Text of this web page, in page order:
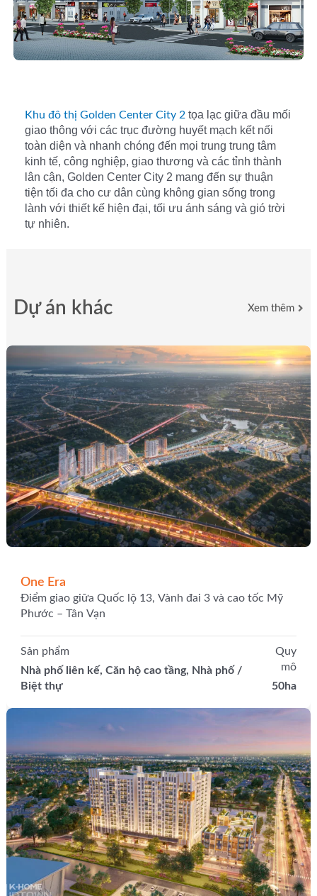
Khu đô thị Golden Center City 2tọa lạc giữa đầu mối
giao thông với các trục đường huyết mạch kết nối
toàn diện và nhanh chóng đến mọi trung trung tâm
kinh tế, công nghiệp, giao thương và các tỉnh thành
lân cận, Golden Center City 2 mang đến sự thuận
tiện tối đa cho cư dân cùng không gian sống trong
lành với thiết kế hiện đại, tối ưu ánh sáng và gió trời
tự nhiên.
Dự án khác Xem thêm
One Era
Điểm giao giữa Quốc lộ 13, Vành đai 3 và cao tốc Mỹ
Phước – Tân Vạn
Sản phẩm
Nhà phố liên kế, Căn hộ cao tầng, Nhà phố /
Biệt thự
Quy
mô
50ha